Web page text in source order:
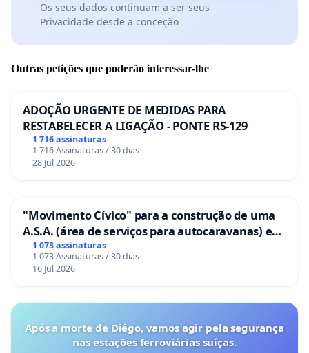
Os seus dados continuam a ser seus
Privacidade desde a conceção
Outras petições que poderão interessar-lhe
ADOÇÃO URGENTE DE MEDIDAS PARA
RESTABELECER A LIGAÇÃO - PONTE RS-129
1 716 assinaturas
1 716 Assinaturas / 30 dias
28 Jul 2026
"Movimento Cívico" para a construção de uma
A.S.A. (área de serviços para autocaravanas) em
Coimbra
1 073 assinaturas
1 073 Assinaturas / 30 dias
16 Jul 2026
Após a morte de Diégo, vamos agir pela segurança
nas estações ferroviárias suíças.